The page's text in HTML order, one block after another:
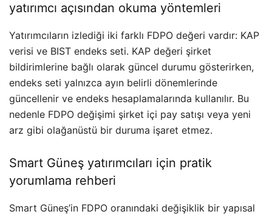
yatırımcı açısından okuma yöntemleri
Yatırımcıların izlediği iki farklı FDPO değeri vardır: KAP
verisi ve BIST endeks seti. KAP değeri şirket
bildirimlerine bağlı olarak güncel durumu gösterirken,
endeks seti yalnızca ayın belirli dönemlerinde
güncellenir ve endeks hesaplamalarında kullanılır. Bu
nedenle FDPO değişimi şirket içi pay satışı veya yeni
arz gibi olağanüstü bir duruma işaret etmez.
Smart Güneş yatırımcıları için pratik
yorumlama rehberi
Smart Güneş’in FDPO oranındaki değişiklik bir yapısal